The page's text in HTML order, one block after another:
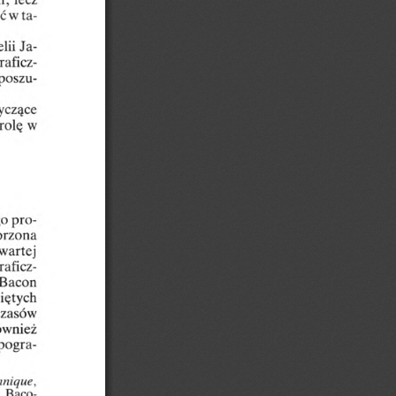
wta
Ja
rolę w
pro